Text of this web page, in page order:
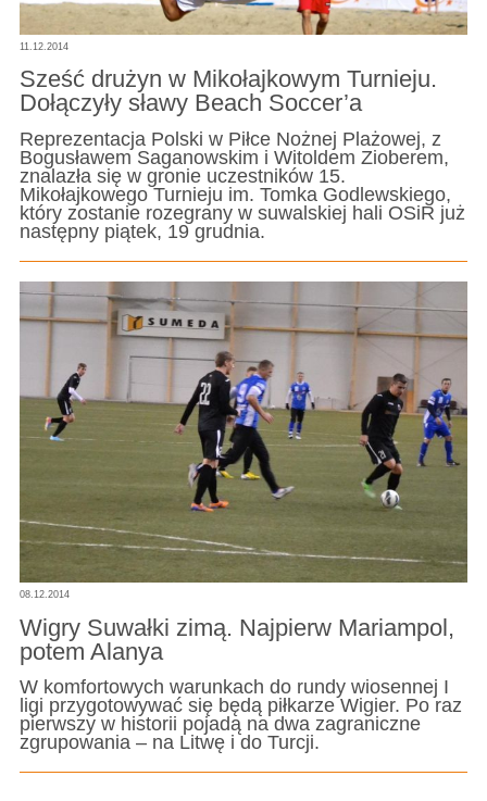
11.12.2014
Sześć drużyn w Mikołajkowym Turnieju.
Dołączyły sławy Beach Soccer’a
Reprezentacja Polski w Piłce Nożnej Plażowej, z
Bogusławem Saganowskim i Witoldem Zioberem,
znalazła się w gronie uczestników 15.
Mikołajkowego Turnieju im. Tomka Godlewskiego,
który zostanie rozegrany w suwalskiej hali OSiR już
następny piątek, 19 grudnia.
08.12.2014
Wigry Suwałki zimą. Najpierw Mariampol,
potem Alanya
W komfortowych warunkach do rundy wiosennej I
ligi przygotowywać się będą piłkarze Wigier. Po raz
pierwszy w historii pojadą na dwa zagraniczne
zgrupowania – na Litwę i do Turcji.